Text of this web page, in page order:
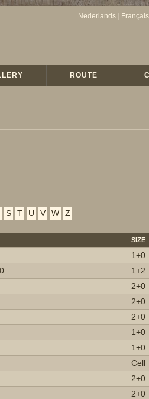
Nederlands Français
ROUTE
S T U V W Z
SIZE
1+0
1+2
2+0
2+0
2+0
1+0
1+0
Cell
2+0
2+0